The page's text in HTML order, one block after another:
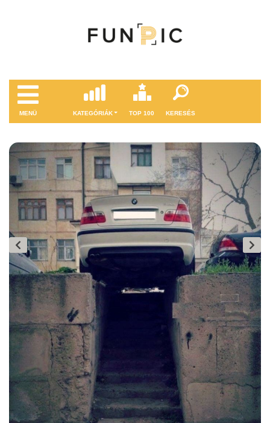
MENÜ KATEGÓRIÁK TOP 100 KERESÉS